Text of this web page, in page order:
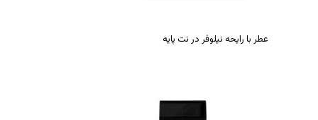
عطر با رایحه نیلوفر در نت پایه